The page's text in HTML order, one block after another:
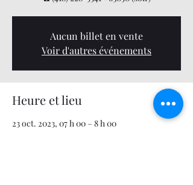
Aucun billet en vente
Voir d'autres événements
Heure et lieu
23 oct. 2023, 07 h 00 – 8 h 00